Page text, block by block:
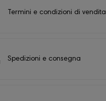
Termini e condizioni di vendita
Spedizioni e consegna